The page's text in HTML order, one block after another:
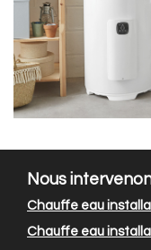
Nous
Chauffe eau
Chauffe eau